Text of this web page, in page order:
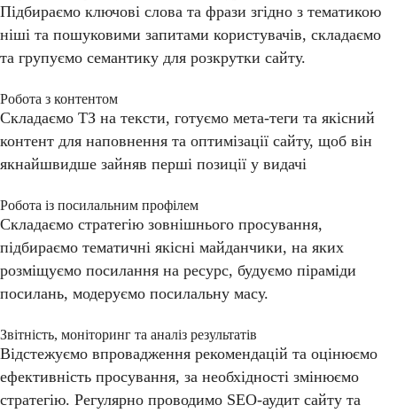
Підбираємо ключові слова та фрази згідно з тематикою
ніші та пошуковими запитами користувачів, складаємо
та групуємо семантику для розкрутки сайту.
Робота з контентом
Складаємо ТЗ на тексти, готуємо мета-теги та якісний
контент для наповнення та оптимізації сайту, щоб він
якнайшвидше зайняв перші позиції у видачі
Робота із посилальним профілем
Складаємо стратегію зовнішнього просування,
підбираємо тематичні якісні майданчики, на яких
розміщуємо посилання на ресурс, будуємо піраміди
посилань, модеруємо посилальну масу.
Звітність, моніторинг та аналіз результатів
Відстежуємо впровадження рекомендацій та оцінюємо
ефективність просування, за необхідності змінюємо
стратегію. Регулярно проводимо SEO-аудит сайту та